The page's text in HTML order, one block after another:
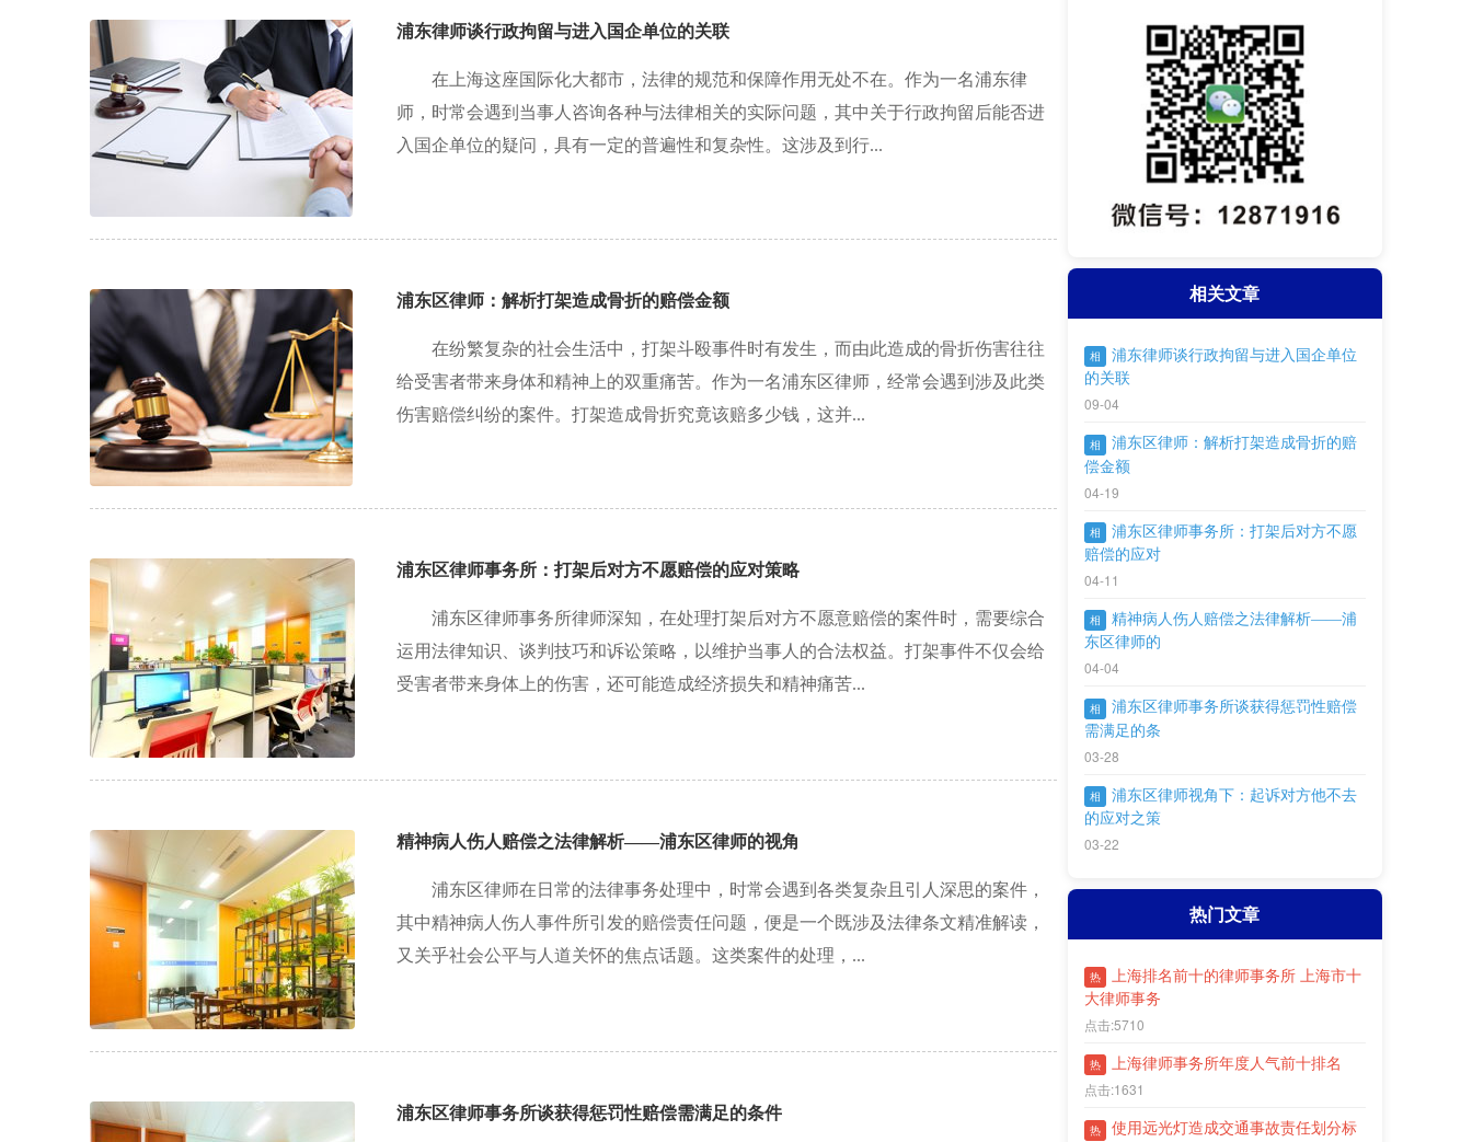
浦东律师谈行政拘留与进入国企单位的关联
在上海这座国际化大都市，法律的规范和保障作用无处不在。作为一名浦东律
师，时常会遇到当事人咨询各种与法律相关的实际问题，其中关于行政拘留后能否进
入国企单位的疑问，具有一定的普遍性和复杂性。这涉及到行...
浦东区律师：解析打架造成骨折的赔偿金额
在纷繁复杂的社会生活中，打架斗殴事件时有发生，而由此造成的骨折伤害往往
给受害者带来身体和精神上的双重痛苦。作为一名浦东区律师，经常会遇到涉及此类
伤害赔偿纠纷的案件。打架造成骨折究竟该赔多少钱，这并...
浦东区律师事务所：打架后对方不愿赔偿的应对策略
浦东区律师事务所律师深知，在处理打架后对方不愿意赔偿的案件时，需要综合
运用法律知识、谈判技巧和诉讼策略，以维护当事人的合法权益。打架事件不仅会给
受害者带来身体上的伤害，还可能造成经济损失和精神痛苦...
精神病人伤人赔偿之法律解析——浦东区律师的视角
浦东区律师在日常的法律事务处理中，时常会遇到各类复杂且引人深思的案件，
其中精神病人伤人事件所引发的赔偿责任问题，便是一个既涉及法律条文精准解读，
又关乎社会公平与人道关怀的焦点话题。这类案件的处理，...
浦东区律师事务所谈获得惩罚性赔偿需满足的条件
相关文章
相
浦东律师谈行政拘留与进入国企单位
的关联
09-04
相
浦东区律师：解析打架造成骨折的赔
偿金额
04-19
相
浦东区律师事务所：打架后对方不愿
赔偿的应对
04-11
相
精神病人伤人赔偿之法律解析——浦
东区律师的
04-04
相
浦东区律师事务所谈获得惩罚性赔偿
需满足的条
03-28
相
浦东区律师视角下：起诉对方他不去
的应对之策
03-22
热门文章
热
上海排名前十的律师事务所 上海市十
大律师事务
点击:5710
热 上海律师事务所年度人气前十排名
点击:1631
热
使用远光灯造成交通事故责任划分标